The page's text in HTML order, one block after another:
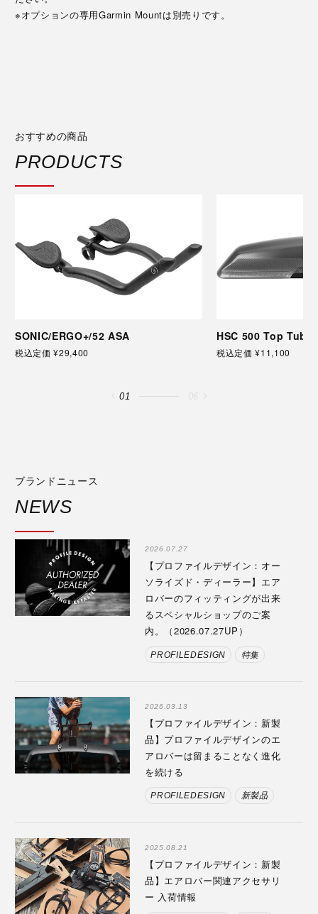
※オプションの専用Garmin Mountは別売りです。
おすすめの商品
PRODUCTS
SONIC/ERGO+/52 ASA
税込定価 ¥29,400
HSC 500 Top Tube
税込定価 ¥11,100
01
ブランドニュース
NEWS
2026.07.27
【プロファイルデザイン：オー
ソライズド・ディーラー】エア
ロバーのフィッティングが出来
るスペシャルショップのご案
内。（2026.07.27UP）
PROFILEDESIGN 特集
2026.03.13
【プロファイルデザイン：新製
品】プロファイルデザインのエ
アロバーは留まることなく進化
を続ける
PROFILEDESIGN 新製品
2025.08.21
【プロファイルデザイン：新製
品】エアロバー関連アクセサリ
ー 入荷情報